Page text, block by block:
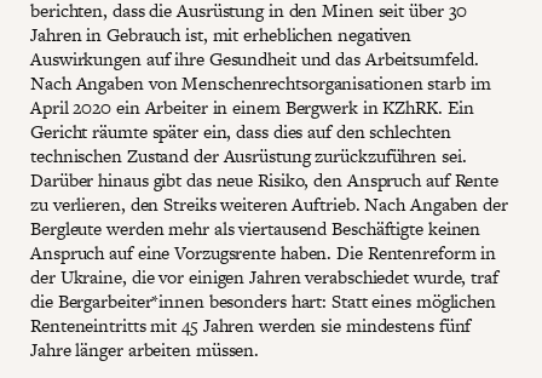
berichten, dass die Ausrüstung in den Minen seit über 30
Jahren in Gebrauch ist, mit erheblichen negativen
Auswirkungen auf ihre Gesundheit und das Arbeitsumfeld.
Nach Angaben von Menschenrechtsorganisationen starb im
April 2020 ein Arbeiter in einem Bergwerk in KZhRK. Ein
Gericht räumte später ein, dass dies auf den schlechten
technischen Zustand der Ausrüstung zurückzuführen sei.
Darüber hinaus gibt das neue Risiko, den Anspruch auf Rente
zu verlieren, den Streiks weiteren Auftrieb. Nach Angaben der
Bergleute werden mehr als viertausend Beschäftigte keinen
Anspruch auf eine Vorzugsrente haben. Die Rentenreform in
der Ukraine, die vor einigen Jahren verabschiedet wurde, traf
die Bergarbeiter*innen besonders hart: Statt eines möglichen
Renteneintritts mit 45 Jahren werden sie mindestens fünf
Jahre länger arbeiten müssen.